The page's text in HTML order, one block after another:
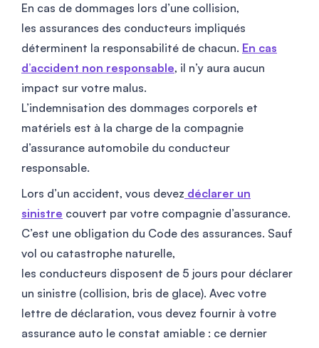
En cas de dommages lors d’une collision,
les assurances des conducteurs impliqués
déterminent la responsabilité de chacun. En cas
d’accident non responsable, il n’y aura aucun
impact sur votre malus.
L’indemnisation des dommages corporels et
matériels est à la charge de la compagnie
d’assurance automobile du conducteur
responsable.
Lors d’un accident, vous devez déclarer un
sinistre couvert par votre compagnie d’assurance.
C’est une obligation du Code des assurances. Sauf
vol ou catastrophe naturelle,
les conducteurs disposent de 5 jours pour déclarer
un sinistre (collision, bris de glace). Avec votre
lettre de déclaration, vous devez fournir à votre
assurance auto le constat amiable : ce dernier